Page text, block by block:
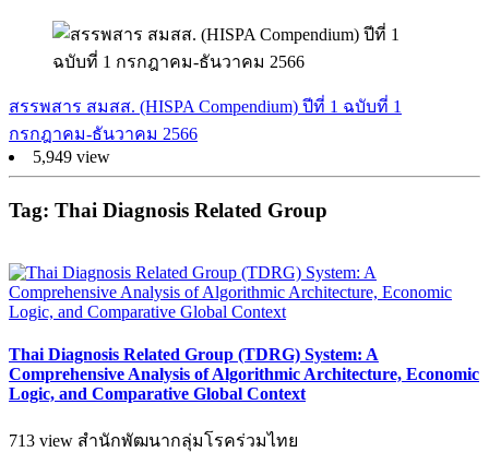
สรรพสาร สมสส. (HISPA Compendium) ปีที่ 1 ฉบับที่ 1
กรกฎาคม-ธันวาคม 2566
5,949 view
Tag: Thai Diagnosis Related Group
Thai Diagnosis Related Group (TDRG) System: A
Comprehensive Analysis of Algorithmic Architecture, Economic
Logic, and Comparative Global Context
713 view สำนักพัฒนากลุ่มโรคร่วมไทย